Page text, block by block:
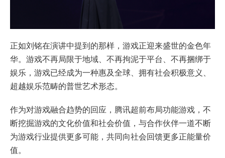
正如刘铭在演讲中提到的那样，游戏正迎来盛世的金色年
华。游戏不再局限于地域、不再拘泥于平台、不再捆绑于
娱乐，游戏已经成为一种惠及全球、拥有社会积极意义、
超越娱乐范畴的普世艺术形态。
作为对游戏融合趋势的回应，腾讯超前布局功能游戏，不
断挖掘游戏的文化价值和社会价值，与合作伙伴一道不断
为游戏行业提供更多可能，共同向社会回馈更多正能量价
值。